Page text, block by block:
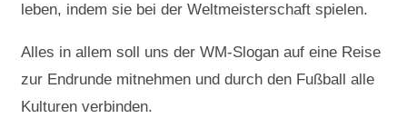
leben, indem sie bei der Weltmeisterschaft spielen.
Alles in allem soll uns der WM-Slogan auf eine Reise
zur Endrunde mitnehmen und durch den Fußball alle
Kulturen verbinden.